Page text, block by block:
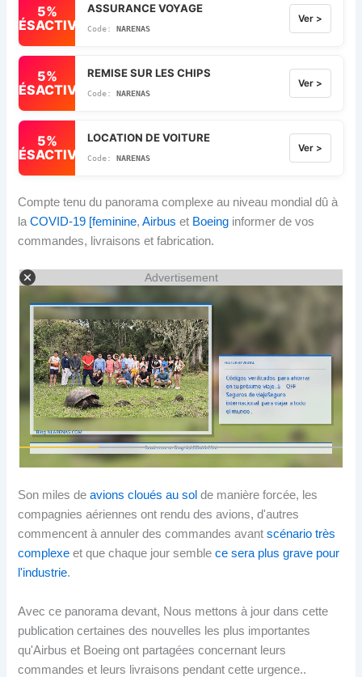
5%
DÉSACTIVÉ
ASSURANCE VOYAGE
NARENAS
Ver >
5%
DÉSACTIVÉ
REMISE SUR LES CHIPS
NARENAS
Ver >
5%
DÉSACTIVÉ
LOCATION DE VOITURE
NARENAS
Ver >
Compte tenu du panorama complexe au niveau mondial dû à
laCOVID-19 [feminine,Airbus et Boeing informer de vos
commandes, livraisons et fabrication.
Advertisement
Son miles deavions cloués au sol de manière forcée, les
compagnies aériennes ont rendu des avions, d'autres
commencent à annuler des commandes avantscénario très
complexe et que chaque jour semblece sera plus grave pour
l'industrie.
Avec ce panorama devant, Nous mettons à jour dans cette
publication certaines des nouvelles les plus importantes
qu'Airbus et Boeing ont partagées concernant leurs
commandes et leurs livraisons pendant cette urgence..